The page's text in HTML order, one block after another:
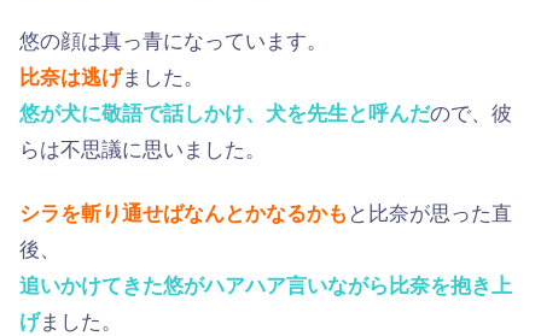
悠の顔は真っ青になっています。
比奈は逃げました。
悠が犬に敬語で話しかけ、犬を先生と呼んだので、彼
らは不思議に思いました。
シラを斬り通せばなんとかなるかも と比奈が思った直
後、
追いかけてきた悠がハアハア言いながら比奈を抱き上
げました。